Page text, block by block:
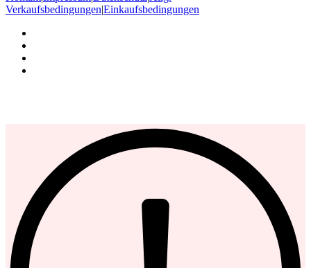
Verkaufsbedingungen|Einkaufsbedingungen